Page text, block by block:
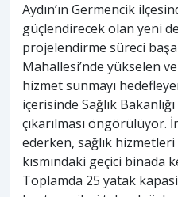
Aydın’ın Germencik
güçlendirecek olan yeni
projelendirme süreci
Mahallesi’nde yükselen
hizmet sunmayı
içerisinde Sağlık
çıkarılması öngörülüyor.
ederken, sağlık
kısmındaki geçici
Toplamda 25 yatak